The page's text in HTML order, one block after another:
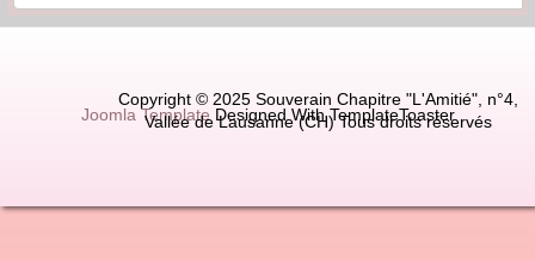
Copyright © 2025 Souverain Chapitre "L'Amitié", n°4,
Vallée de Lausanne (CH) Tous droits réservés
Joomla Template Designed With TemplateToaster